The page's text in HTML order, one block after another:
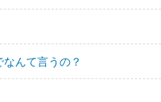
んて言うの？